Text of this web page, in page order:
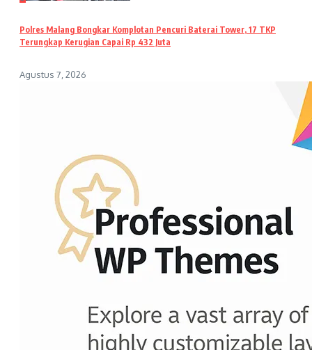
Polres Malang Bongkar Komplotan Pencuri Baterai Tower, 17 TKP
Terungkap Kerugian Capai Rp 432 Juta
Agustus 7, 2026